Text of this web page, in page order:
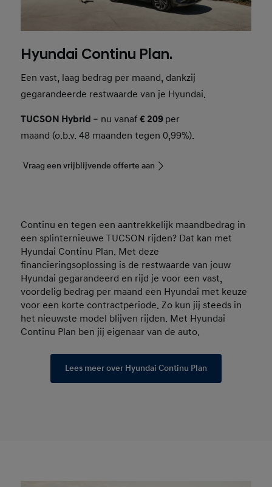
Hyundai Continu Plan.
Een vast, laag bedrag per maand, dankzij
gegarandeerde restwaarde van je Hyundai.
TUCSON Hybrid – nu vanaf€ 209 per
maand (o.b.v. 48 maanden tegen 0,99%).
Vraag een vrijblijvende offerte aan
Continu en tegen een aantrekkelijk maandbedrag in
een splinternieuwe TUCSON rijden? Dat kan met
Hyundai Continu Plan. Met deze
financieringsoplossing is de restwaarde van jouw
Hyundai gegarandeerd en rijd je voor een vast,
voordelig bedrag per maand een Hyundai met keuze
voor een korte contractperiode. Zo kun jij steeds in
het nieuwste model blijven rijden. Met Hyundai
Continu Plan ben jij eigenaar van de auto.
Lees meer over Hyundai Continu Plan